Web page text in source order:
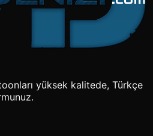
yüksek kalitede, Türkçe